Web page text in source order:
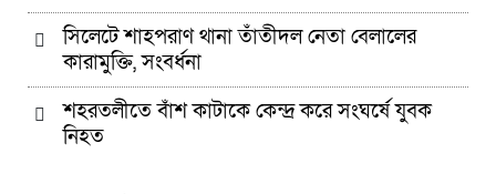
সিলেটে শাহপরাণ থানা তাঁতীদল নেতা বেলালের
কারামুক্তি, সংবর্ধনা
শহরতলীতে বাঁশ কাটাকে কেন্দ্র করে সংঘর্ষে যুবক
নিহত